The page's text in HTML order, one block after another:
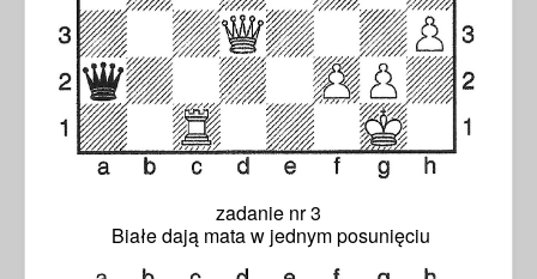
zadanie nr 3
Białe dają mata w jednym posunięciu